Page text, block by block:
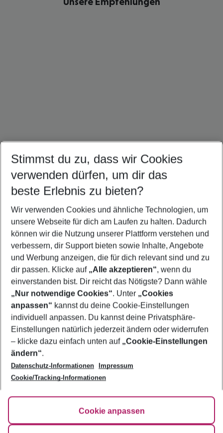
Quicklinks
Flug & Hotel Isla Mujeres
Urlaub Isla Mujeres
Footer
Footer navigation
Über uns
AGB
Bestpreisgarantie
Cookie-Einstellungen ändern
Cookie-Richtlinie
Impressum
Agenturbetreuung
Barrierefreies Reisen
HanseMerkur Reiseversicherung
Hilfe & Kontakt
Folge uns
Stimmst du zu, dass wir Cookies
verwenden dürfen, um dir das
beste Erlebnis zu bieten?
Wir verwenden Cookies und ähnliche Technologien, um
unsere Webseite für dich am Laufen zu halten. Dadurch
können wir die Nutzung unserer Plattform verstehen und
verbessern, dir Support bieten sowie Inhalte, Angebote
und Werbung anzeigen, die für dich relevant sind und zu
dir passen. Klicke auf „Alle akzeptieren“, wenn du
einverstanden bist. Dir reicht das Nötigste? Dann wähle
„Nur notwendige Cookies“. Unter „Cookies
anpassen“ kannst du deine Cookie-Einstellungen
individuell anpassen. Du kannst deine Privatsphäre-
Einstellungen natürlich jederzeit ändern oder widerrufen
– klicke dazu einfach unten auf „Cookie-Einstellungen
ändern“.
Datenschutz-Informationen
Impressum
Cookie/Tracking-Informationen
Cookie anpassen